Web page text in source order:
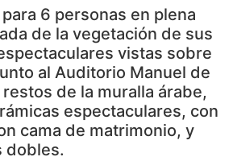
6 personas en plena
de la vegetación de sus
vistas sobre
al Auditorio Manuel de
de la muralla árabe,
espectaculares, con
cama de matrimonio, y
dobles.